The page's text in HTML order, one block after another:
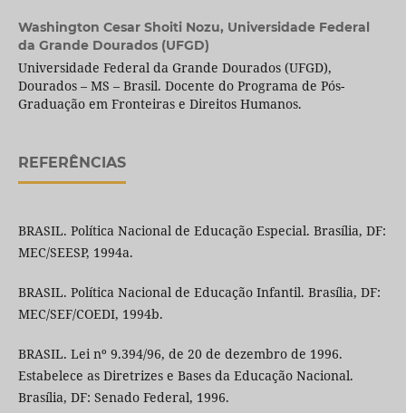
Washington Cesar Shoiti Nozu, Universidade Federal
da Grande Dourados (UFGD)
Universidade Federal da Grande Dourados (UFGD),
Dourados – MS – Brasil. Docente do Programa de Pós-
Graduação em Fronteiras e Direitos Humanos.
REFERÊNCIAS
BRASIL. Política Nacional de Educação Especial. Brasília, DF:
MEC/SEESP, 1994a.
BRASIL. Política Nacional de Educação Infantil. Brasília, DF:
MEC/SEF/COEDI, 1994b.
BRASIL. Lei nº 9.394/96, de 20 de dezembro de 1996.
Estabelece as Diretrizes e Bases da Educação Nacional.
Brasília, DF: Senado Federal, 1996.